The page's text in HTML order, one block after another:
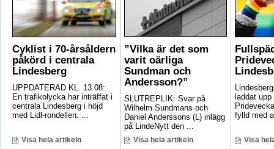
Cyklist i 70-årsåldern
påkörd i centrala
Lindesberg
UPPDATERAD KL. 13.08:
En trafikolycka har inträffat i
centrala Lindesberg i höjd
med Lidl-rondellen. ...
Visa hela artikeln
”Vilka är det som
varit oärliga
Sundman och
Andersson?”
SLUTREPLIK: Svar på
Wilhelm Sundmans och
Daniel Anderssons (L) inlägg
på LindeNytt den ...
Visa hela artikeln
laddat
fylld med
Visa